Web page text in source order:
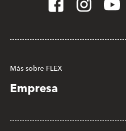
Más sobre FLEX
Empresa